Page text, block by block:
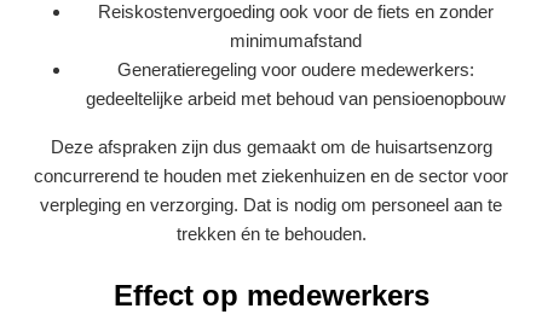
Reiskostenvergoeding ook voor de fiets en zonder
minimumafstand
Generatieregeling voor oudere medewerkers:
gedeeltelijke arbeid met behoud van pensioenopbouw
Deze afspraken zijn dus gemaakt om de huisartsenzorg
concurrerend te houden met ziekenhuizen en de sector voor
verpleging en verzorging. Dat is nodig om personeel aan te
trekken én te behouden.
Effect op medewerkers